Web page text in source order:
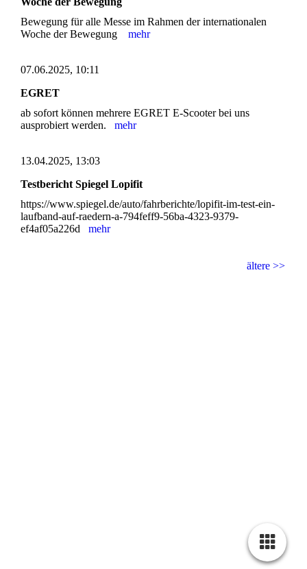
Bewegung für alle Messe im Rahmen der internationalen
Woche der Bewegung mehr
07.06.2025, 10:11
EGRET
ab sofort können mehrere EGRET E-Scooter bei uns
ausprobiert werden. mehr
13.04.2025, 13:03
Testbericht Spiegel Lopifit
https://www.spiegel.de/auto/fahrberichte/lopifit-im-test-ein-
laufband-auf-raedern-a-794feff9-56ba-4323-9379-
ef4af05a226d mehr
ältere >>